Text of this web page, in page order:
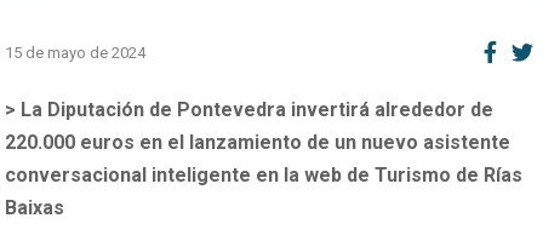
15 de mayo de 2024
> La Diputación de Pontevedra invertirá alrededor de
220.000 euros en el lanzamiento de un nuevo asistente
conversacional inteligente en la web de Turismo de Rías
Baixas